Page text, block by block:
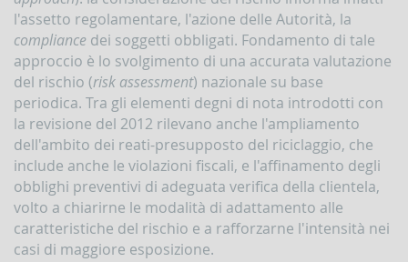
rivolte
alla
UIF
Segnalazioni
operazioni
sospette
(SOS)
Sospensione
operazioni
sospette
l'assetto regolamentare, l'azione delle Autorità, la
compliance dei soggetti obbligati. Fondamento di tale
approccio è lo svolgimento di una accurata valutazione
del rischio (risk assessment) nazionale su base
periodica. Tra gli elementi degni di nota introdotti con
la revisione del 2012 rilevano anche l'ampliamento
dell'ambito dei reati-presupposto del riciclaggio, che
include anche le violazioni fiscali, e l'affinamento degli
obblighi preventivi di adeguata verifica della clientela,
volto a chiarirne le modalità di adattamento alle
caratteristiche del rischio e a rafforzarne l'intensità nei
casi di maggiore esposizione.